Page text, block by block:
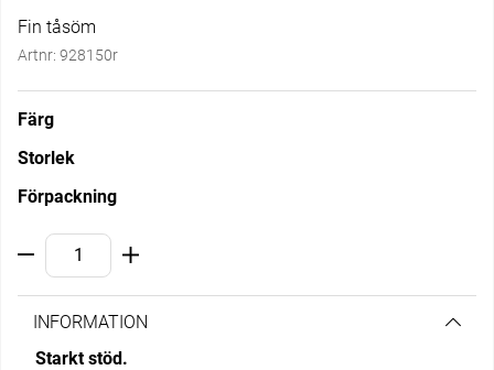
Fin tåsöm
Artnr: 928150r
Färg
Storlek
Förpackning
INFORMATION
Starkt stöd.